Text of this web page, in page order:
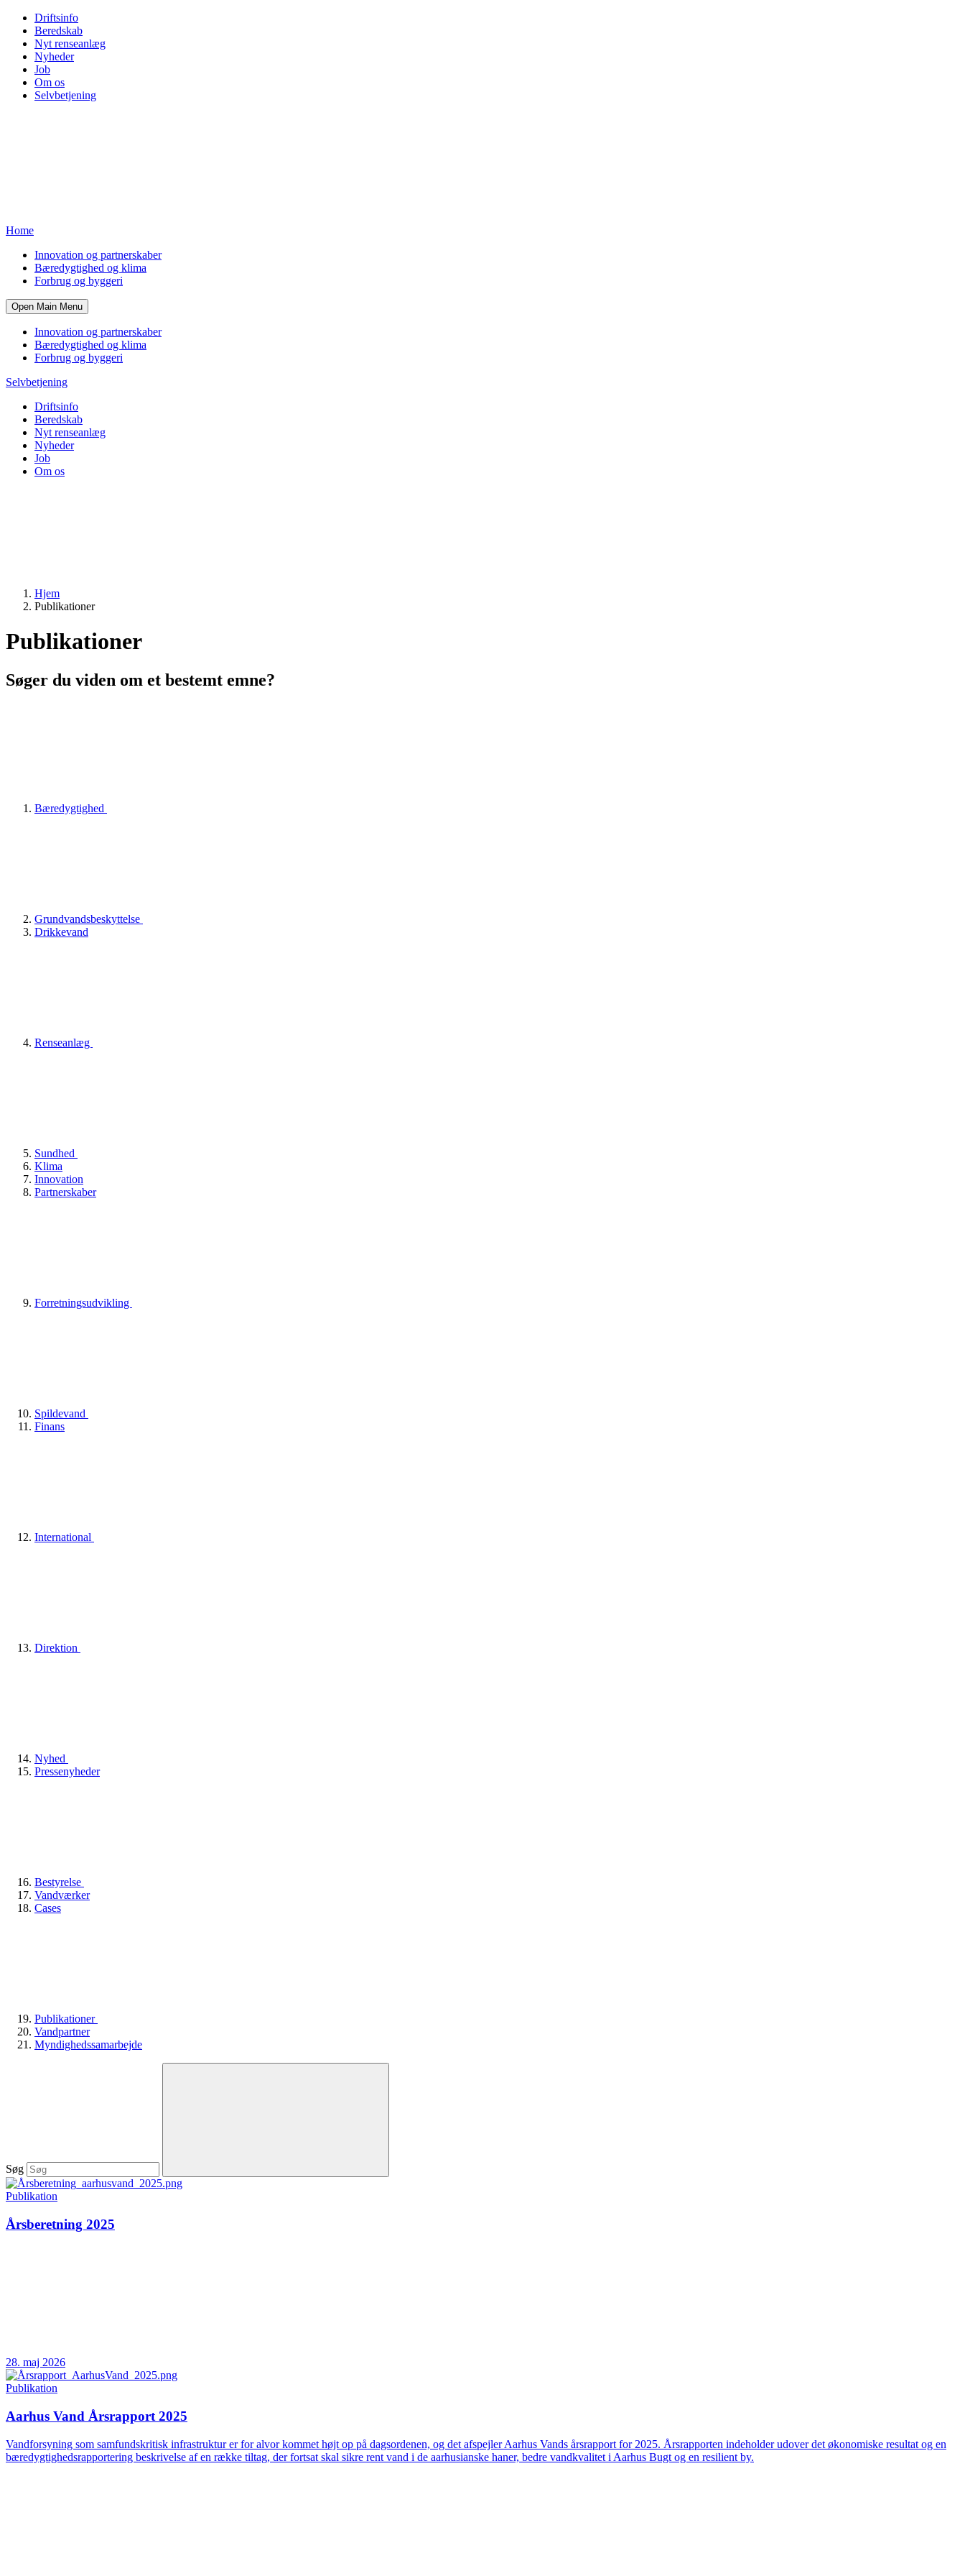
Driftsinfo
Beredskab
Nyt renseanlæg
Nyheder
Job
Om os
Selvbetjening
Home
Innovation og partnerskaber
Bæredygtighed og klima
Forbrug og byggeri
Open Main Menu
Innovation og partnerskaber
Bæredygtighed og klima
Forbrug og byggeri
Selvbetjening
Driftsinfo
Beredskab
Nyt renseanlæg
Nyheder
Job
Om os
Hjem
Publikationer
Publikationer
Søger du viden om et bestemt emne?
Bæredygtighed
Grundvandsbeskyttelse
Drikkevand
Renseanlæg
Sundhed
Klima
Innovation
Partnerskaber
Forretningsudvikling
Spildevand
Finans
International
Direktion
Nyhed
Pressenyheder
Bestyrelse
Vandværker
Cases
Publikationer
Vandpartner
Myndighedssamarbejde
Søg
Publikation
Årsberetning 2025
28. maj 2026
Publikation
Aarhus Vand Årsrapport 2025
Vandforsyning som samfundskritisk infrastruktur er for alvor kommet højt op på dagsordenen, og det afspejler Aarhus Vands årsrapport for 2025. Årsrapporten indeholder udover det økonomiske resultat og en
bæredygtighedsrapportering beskrivelse af en række tiltag, der fortsat skal sikre rent vand i de aarhusianske haner, bedre vandkvalitet i Aarhus Bugt og en resilient by.